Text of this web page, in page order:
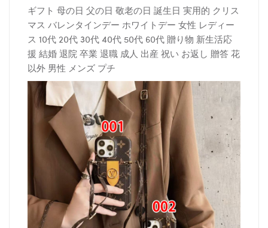
ギフト 母の日 父の日 敬老の日 誕生日 実用的 クリス
マス バレンタインデー ホワイトデー 女性 レディー
ス 10代 20代 30代 40代 50代 60代 贈り物 新生活応
援 結婚 退院 卒業 退職 成人 出産 祝い お返し 贈答 花
以外 男性 メンズ プチ